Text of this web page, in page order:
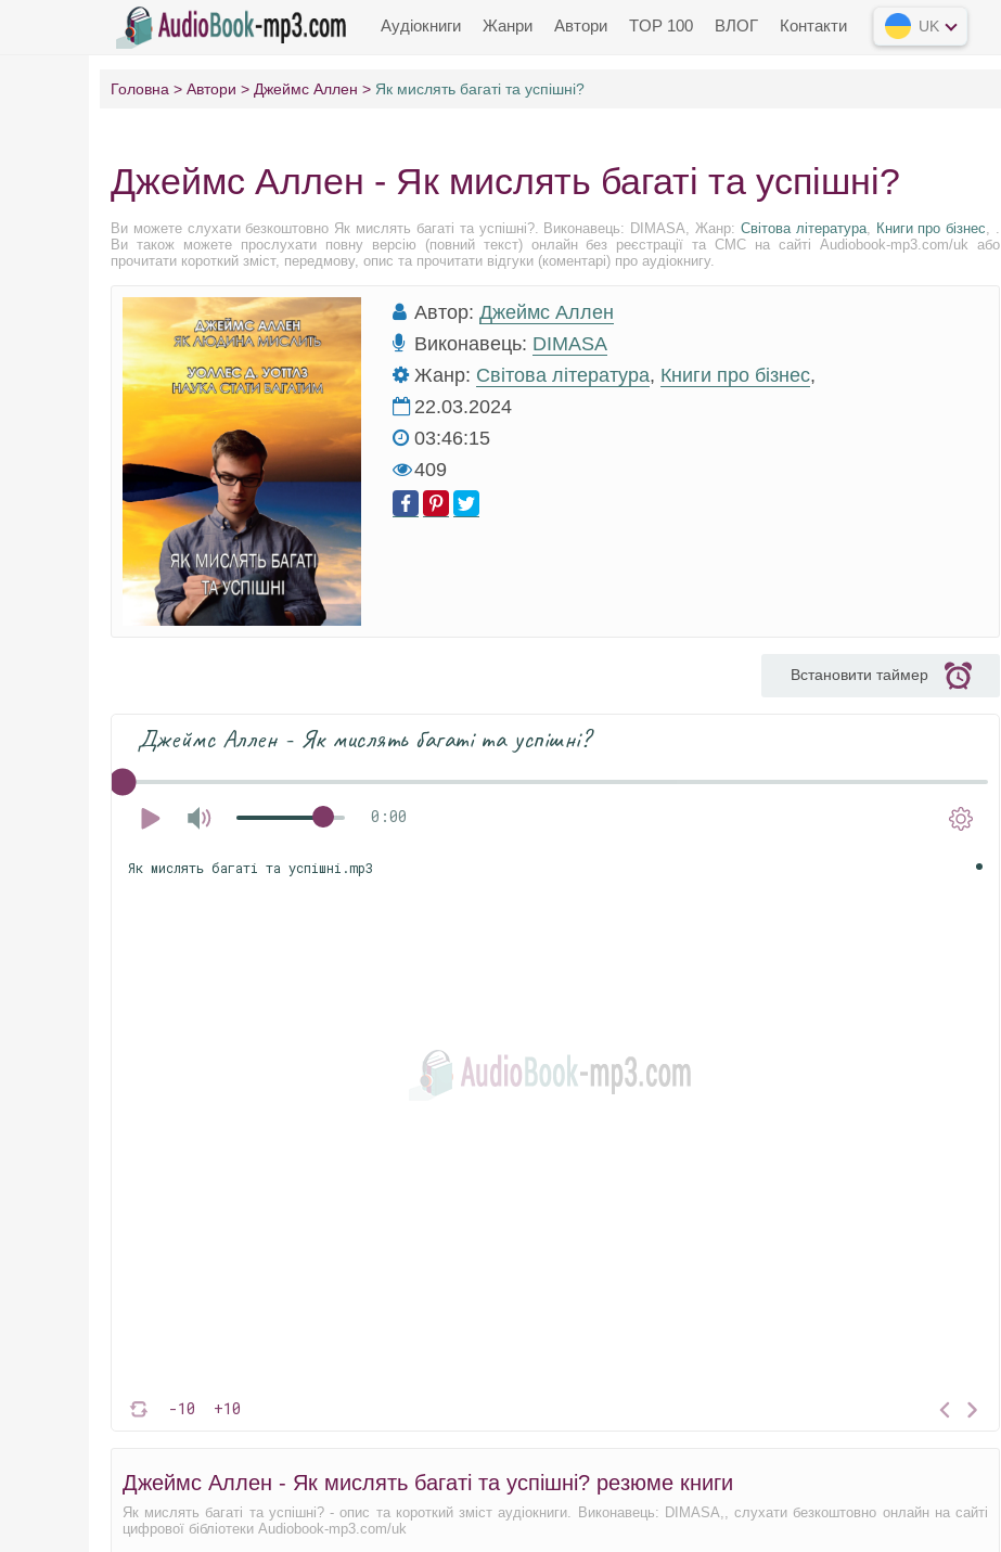
Аудіокниги Жанри Автори TOP 100 ВЛОГ Контакти UK
Головна Автори Джеймс Аллен Як мислять багаті та успішні?
Джеймс Аллен - Як мислять багаті та успішні?
Ви можете слухати безкоштовно Як мислять багаті та успішні?. Виконавець: DIMASA, Жанр: Світова література, Книги про бізнес, .
Ви також можете прослухати повну версію (повний текст) онлайн без реєстрації та СМС на сайті Audiobook-mp3.com/uk або
прочитати короткий зміст, передмову, опис та прочитати відгуки (коментарі) про аудіокнигу.
Автор: Джеймс Аллен
Виконавець: DIMASA
Жанр: Світова література, Книги про бізнес,
22.03.2024
03:46:15
409
Встановити таймер
Джеймс Аллен - Як мислять багаті та успішні?
0:00
-10 +10
Як мислять багаті та успішні.mp3
Джеймс Аллен - Як мислять багаті та успішні? резюме книги
Як мислять багаті та успішні? - опис та короткий зміст аудіокниги. Виконавець: DIMASA,, слухати безкоштовно онлайн на сайті
цифрової бібліотеки Audiobook-mp3.com/uk